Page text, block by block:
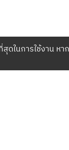
ในการใช้งาน ห